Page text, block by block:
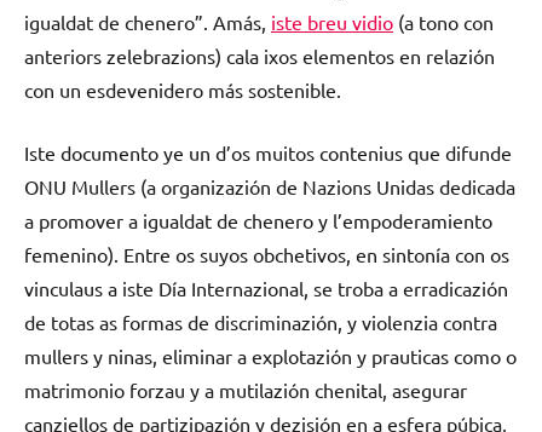
igualdat de chenero”. Amás, iste breu vidio (a tono con
anteriors zelebrazions) cala ixos elementos en relazión
con un esdevenidero más sostenible.
Iste documento ye un d’os muitos contenius que difunde
ONU Mullers (a organizazión de Nazions Unidas dedicada
a promover a igualdat de chenero y l’empoderamiento
femenino). Entre os suyos obchetivos, en sintonía con os
vinculaus a iste Día Internazional, se troba a erradicazión
de totas as formas de discriminazión, y violenzia contra
mullers y ninas, eliminar a explotazión y prauticas como o
matrimonio forzau y a mutilazión chenital, asegurar
canziellos de partizipazión y dezisión en a esfera púbica,